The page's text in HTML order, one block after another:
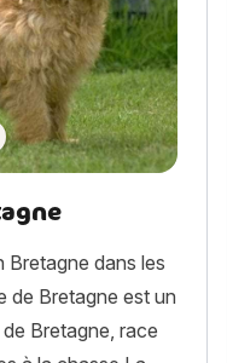
Bretagne dans les
de Bretagne est un
Bretagne, race